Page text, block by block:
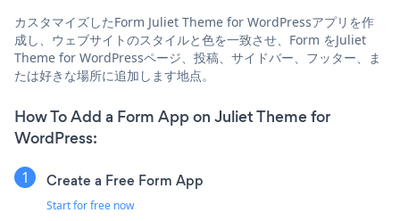
カスタマイズしたForm Juliet Theme for WordPressアプリを作
成し、ウェブサイトのスタイルと色を一致させ、Form をJuliet
Theme for WordPressページ、投稿、サイドバー、フッター、ま
たは好きな場所に追加します地点。
How To Add a Form App on Juliet Theme for
WordPress:
Create a Free Form App
Start for free now